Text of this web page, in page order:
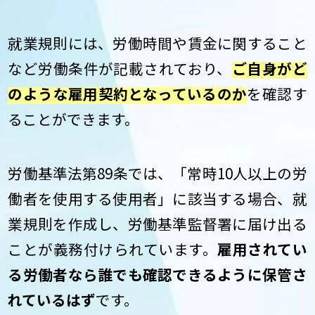
就業規則には、労働時間や賃金に関すること
など労働条件が記載されており、 ご自身がど
のような雇用契約となっているのかを確認す
ることができます。
労働基準法第89条では、「常時10人以上の労
働者を使用する使用者」に該当する場合、就
業規則を作成し、労働基準監督署に届け出る
ことが義務付けられています。 雇用されてい
る労働者なら誰でも確認できるように保管さ
れているはずです。